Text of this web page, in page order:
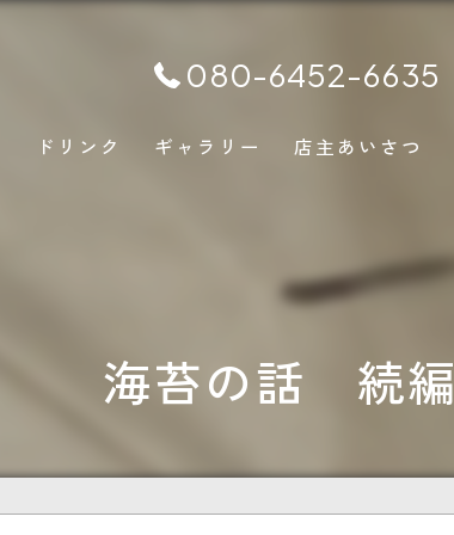
080-6452-6635
ドリンク ギャラリー 店主あいさつ
海苔の話 続編